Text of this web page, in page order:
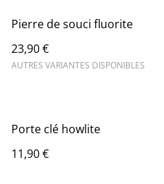
Pierre de souci fluorite
23,90 €
AUTRES VARIANTES DISPONIBLES
Porte clé howlite
11,90 €